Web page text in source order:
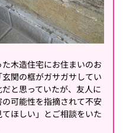
木造住宅にお住まいのお
関の框がガサガサしてい
と思っていたが、友人に
可能性を指摘されて不安
ほしい」とご相談をいた